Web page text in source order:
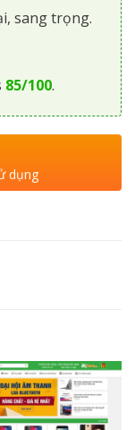
sang trọng.
85/100.
dụng